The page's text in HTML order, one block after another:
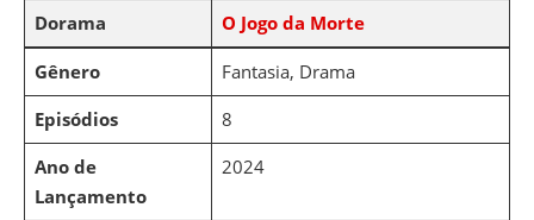
Dorama O Jogo da Morte
Gênero
Fantasia, Drama
Episódios
8
Ano de
Lançamento
2024